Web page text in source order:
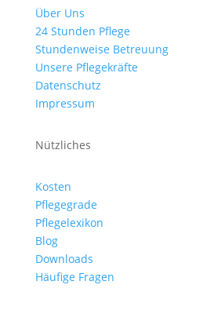
Über Uns
24 Stunden Pflege
Stundenweise Betreuung
Unsere Pflegekräfte
Datenschutz
Impressum
Nützliches
Kosten
Pflegegrade
Pflegelexikon
Blog
Downloads
Häufige Fragen